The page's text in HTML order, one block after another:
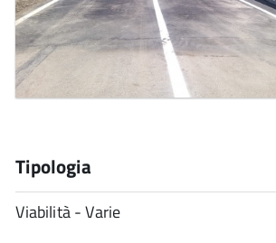
Tipologia
Viabilità - Varie